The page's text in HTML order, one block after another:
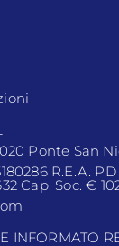
Ponte San
R.E.A.
Cap. Soc. €
INFORMATO